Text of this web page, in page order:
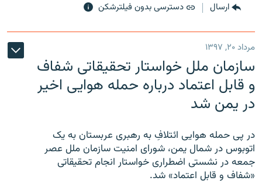
ارسال دسترسی بدون فیلترشکن
مرداد ۲۰, ۱۳۹۷
سازمان ملل خواستار تحقیقاتی شفاف
و قابل اعتماد درباره حمله هوایی اخیر
در یمن شد
در پی حمله هوایی ائتلافِ به رهبری عربستان به یک
اتوبوس در شمال یمن، شورای امنیت سازمان ملل عصر
جمعه در نشستی اضطراری خواستار انجام تحقیقاتی
«شفاف و قابل اعتماد» شد.